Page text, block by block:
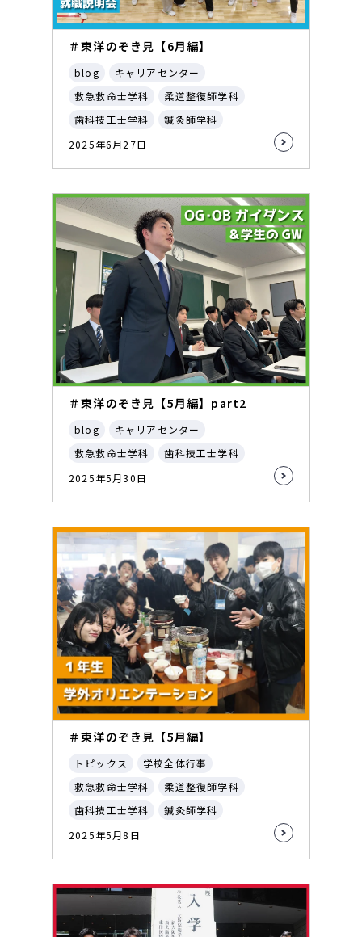
＃東洋のぞき見【6月編】
blog
キャリアセンター
救急救命士学科
柔道整復師学科
歯科技工士学科
鍼灸師学科
2025年6月27日
＃東洋のぞき見【5月編】part2
blog
キャリアセンター
救急救命士学科
歯科技工士学科
2025年5月30日
＃東洋のぞき見【5月編】
トピックス
学校全体行事
救急救命士学科
柔道整復師学科
歯科技工士学科
鍼灸師学科
2025年5月8日